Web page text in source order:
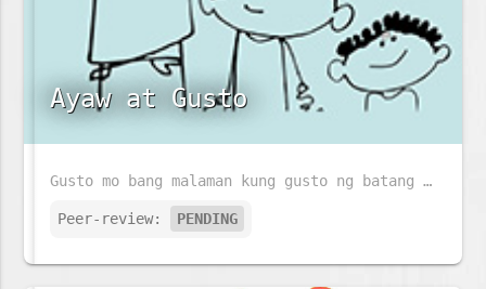
Ayaw at Gusto
Gusto mo bang malaman kung gusto ng batang ito ang pumasok sa eskwelahan? Kung gusto mo, basahin mo ang istoryang ito.
Peer-review: PENDING